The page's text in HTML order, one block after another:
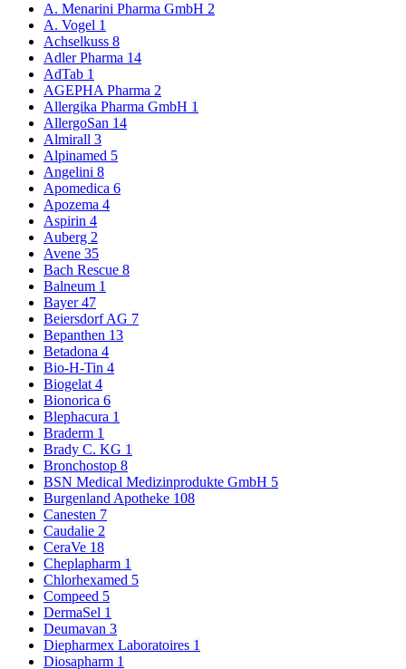
A. Menarini Pharma GmbH 2
A. Vogel 1
Achselkuss 8
Adler Pharma 14
AdTab 1
AGEPHA Pharma 2
Allergika Pharma GmbH 1
AllergoSan 14
Almirall 3
Alpinamed 5
Angelini 8
Apomedica 6
Apozema 4
Aspirin 4
Auberg 2
Avene 35
Bach Rescue 8
Balneum 1
Bayer47
Beiersdorf AG 7
Bepanthen 13
Betadona 4
Bio-H-Tin 4
Biogelat 4
Bionorica 6
Blephacura 1
Braderm 1
Brady C. KG 1
Bronchostop 8
BSN Medical Medizinprodukte GmbH 5
Burgenland Apotheke 108
Canesten 7
Caudalie 2
CeraVe 18
Cheplapharm 1
Chlorhexamed 5
Compeed 5
DermaSel 1
Deumavan 3
Diepharmex Laboratoires 1
Diosapharm 1